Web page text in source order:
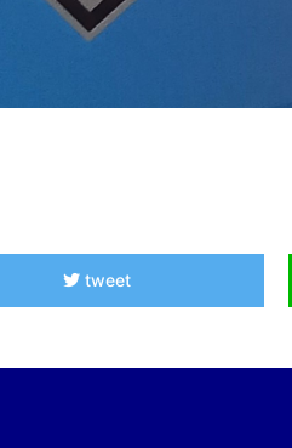
tweet